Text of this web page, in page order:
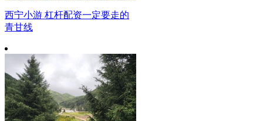
西宁小游 杠杆配资一定要走的
青甘线